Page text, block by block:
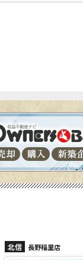
北信 長野稲里店